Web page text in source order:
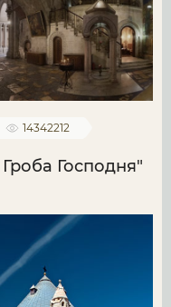
14342212
Господня"